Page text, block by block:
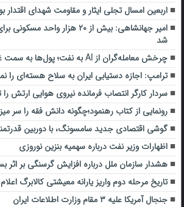
اربعین امسال تجلی ایثار و مقاومت شهدای اقتدار
امیر جهانشاهی: بیش از ۲۰ هزار واحد
شد
چرخش معامله‌گران از AI به نفت؛ پول‌ها به سمت غول‌های نفتی رفت
ترامپ: اجازه دستیابی ایران به سلاح هسته‌ای را
سردار کارگر انتصاب فرمانده نیروی هوایی ارتش
رونمایی از کتاب رهنمود؛چگونه دانش فقه را سر میز
گوشی اقتصادی جدید سامسونگ، با دوربین
اظهارات وزیر نفت درباره سهمیه بنزین نوروزی
هشدار سازمان ملل درباره افزایش گرسنگی بر اثر
تاریخ مرحله دوم واریز یارانه معیشتی کالابرگ
جنجال آمریکا علیه ۳ مقام وزارت اطلاعات ایران